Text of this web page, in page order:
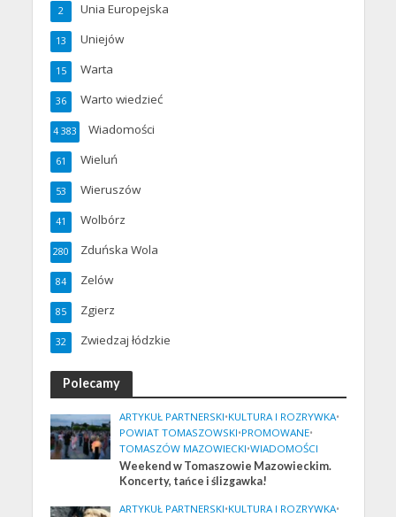
Unia Europejska
2
Uniejów
13
Warta
15
Warto wiedzieć
36
Wiadomości
4 383
Wieluń
61
Wieruszów
53
Wolbórz
41
Zduńska Wola
280
Zelów
84
Zgierz
85
Zwiedzaj łódzkie
32
Polecamy
ARTYKUŁ PARTNERSKI•KULTURA I ROZRYWKA•
POWIAT TOMASZOWSKI•PROMOWANE•
TOMASZÓW MAZOWIECKI•WIADOMOŚCI
Weekend w Tomaszowie Mazowieckim.
Koncerty, tańce i ślizgawka!
ARTYKUŁ PARTNERSKI•KULTURA I ROZRYWKA•